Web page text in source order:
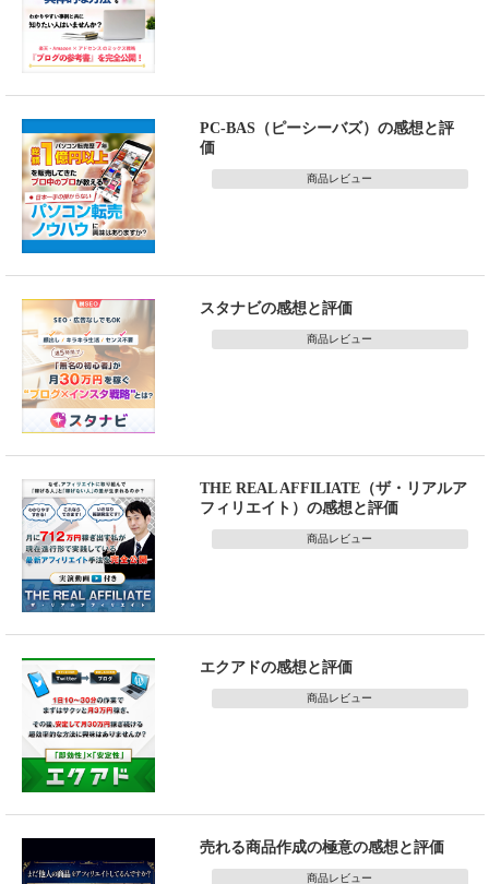
PC-BAS（ピーシーバズ）の感想と評
価
商品レビュー
スタナビの感想と評価
商品レビュー
THE REAL AFFILIATE（ザ・リアルア
フィリエイト）の感想と評価
商品レビュー
エクアドの感想と評価
商品レビュー
売れる商品作成の極意の感想と評価
商品レビュー